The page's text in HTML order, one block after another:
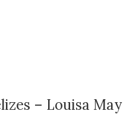
– Louisa